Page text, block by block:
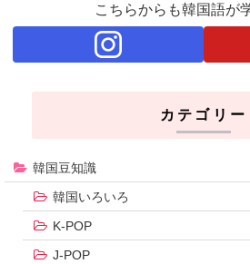
こちらからも韓国語が
カテゴリー
韓国豆知識
韓国いろいろ
K-POP
J-POP